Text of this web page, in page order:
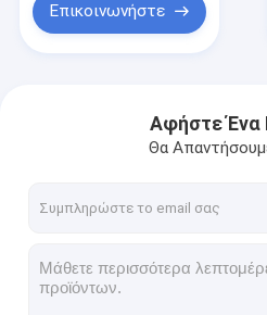
Επικοινωνήστε
Αφήστε Ένα
Θα